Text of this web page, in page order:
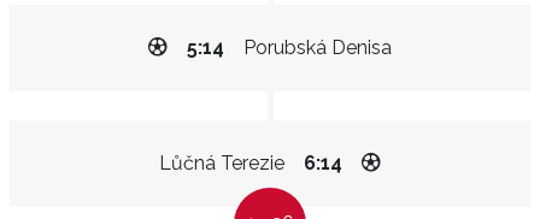
Porubská Denisa
5:14
Lůčná Terezie 6:14